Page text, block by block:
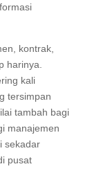
kontrak,
harinya.
kali
tersimpan
tambah bagi
manajemen
sekadar
pusat